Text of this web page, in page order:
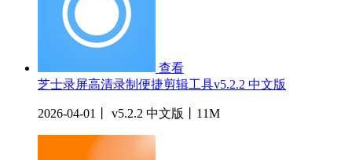
查看
芝士录屏高清录制便捷剪辑工具v5.2.2 中文版
2026-04-01丨 v5.2.2 中文版丨11M